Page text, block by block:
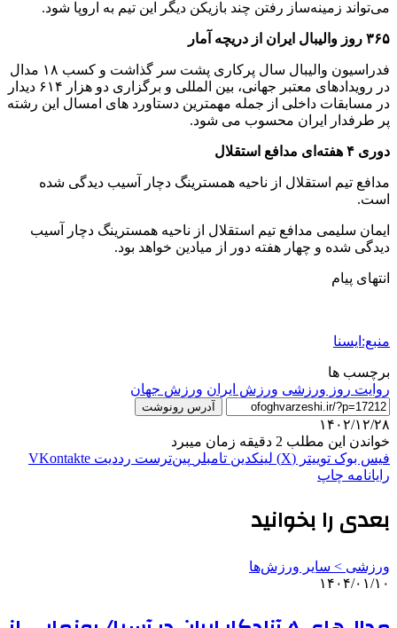
می‌تواند زمینه‌ساز رفتن چند بازیکن دیگر این تیم به اروپا شود.
۳۶۵ روز والیبال ایران از دریچه آمار
فدراسیون والیبال سال پرکاری پشت سر گذاشت و کسب ۱۸ مدال
در رویدادهای معتبر جهانی، بین المللی و برگزاری دو هزار ۶۱۴ دیدار
در مسابقات داخلی از جمله مهمترین دستاورد های امسال این رشته
پر طرفدار ایران محسوب می شود.
دوری ۴ هفته‌ای مدافع استقلال
مدافع تیم استقلال از ناحیه همسترینگ دچار آسیب دیدگی شده
است.
ایمان سلیمی مدافع تیم استقلال از ناحیه همسترینگ دچار آسیب
دیدگی شده و چهار هفته دور از میادین خواهد بود.
انتهای پیام
منبع:ایسنا
برچسب ها
روایت روز ورزشی ورزش ایران ورزش جهان
آدرس رونوشت
۱۴۰۲/۱۲/۲۸
خواندن این مطلب 2 دقیقه زمان میبرد
فیس بوک توییتر (X) لینکدین ‫تامبلر ‫پین‌ترست ‫رددیت ‫VKontakte
رایانامه چاپ
بعدی را بخوانید
ورزشی > سایر ورزش‌ها
۱۴۰۴/۰۱/۱۰